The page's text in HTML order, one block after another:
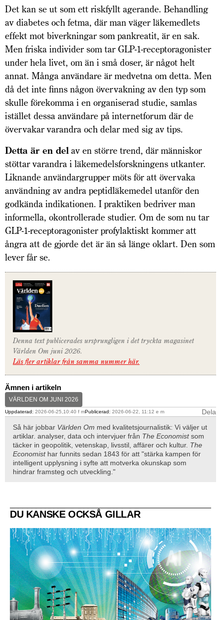
Det kan se ut som ett riskfyllt agerande. Behandling
av diabetes och fetma, där man väger läkemedlets
effekt mot biverkningar som pankreatit, är en sak.
Men friska individer som tar GLP-1-receptor­agonister
under hela livet, om än i små doser, är något helt
annat. Många användare är medvetna om detta. Men
då det inte finns någon övervakning av den typ som
skulle förekomma i en organiserad studie, samlas
istället dessa användare på internetforum där de
övervakar varandra och delar med sig av tips.
Detta är en delav en större trend, där människor
stöttar varandra i läkemedelsforskningens utkanter.
Liknande användargrupper möts för att övervaka
användning av andra peptidläkemedel utanför den
godkända indikationen. I praktiken bedriver man
informella, okontrollerade studier. Om de som nu tar
GLP-1-receptoragonister profylaktiskt kommer att
ångra att de gjorde det är än så länge oklart. Den som
lever får se.
Denna text publicerades ursprungligen i det tryckta magasinet
Världen Om juni 2026.
Läs fler artiklar från samma nummer här.
Ämnen i artikeln
VÄRLDEN OM JUNI 2026
Uppdaterad: 2026-06-25,10:40 f mPublicerad: 2026-06-22, 11:12 e m
Dela
Så här jobbar Världen Om med kvalitetsjournalistik: Vi väljer ut
artiklar. analyser, data och intervjuer från The Economistsom
täcker in geopolitik, vetenskap, livsstil, affärer och kultur. The
Economisthar funnits sedan 1843 för att "stärka kampen för
intelligent upplysning i syfte att motverka okunskap som
hindrar framsteg och utveckling."
DU KANSKE OCKSÅ GILLAR